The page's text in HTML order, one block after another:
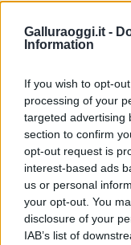
Galluraoggi.it -
Information
If you wish to opt-
processing of your
targeted advertising
section to confirm
opt-out request is
interest-based ads
us or personal
your opt-out. You
disclosure of your
IAB’s list of
Puoi
Sei già
Puoi
sezione
cliccandoqui